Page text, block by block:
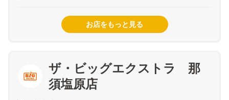
お店をもっと見る
ザ・ビッグエクストラ 那
須塩原店